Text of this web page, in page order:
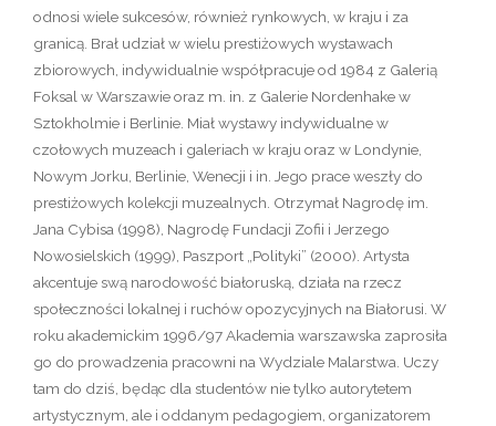
odnosi wiele sukcesów, również rynkowych, w kraju i za
granicą. Brał udział w wielu prestiżowych wystawach
zbiorowych, indywidualnie współpracuje od 1984 z Galerią
Foksal w Warszawie oraz m. in. z Galerie Nordenhake w
Sztokholmie i Berlinie. Miał wystawy indywidualne w
czołowych muzeach i galeriach w kraju oraz w Londynie,
Nowym Jorku, Berlinie, Wenecji i in. Jego prace weszły do
prestiżowych kolekcji muzealnych. Otrzymał Nagrodę im.
Jana Cybisa (1998), Nagrodę Fundacji Zofii i Jerzego
Nowosielskich (1999), Paszport „Polityki” (2000). Artysta
akcentuje swą narodowość białoruską, działa na rzecz
społeczności lokalnej i ruchów opozycyjnych na Białorusi. W
roku akademickim 1996/97 Akademia warszawska zaprosiła
go do prowadzenia pracowni na Wydziale Malarstwa. Uczy
tam do dziś, będąc dla studentów nie tylko autorytetem
artystycznym, ale i oddanym pedagogiem, organizatorem